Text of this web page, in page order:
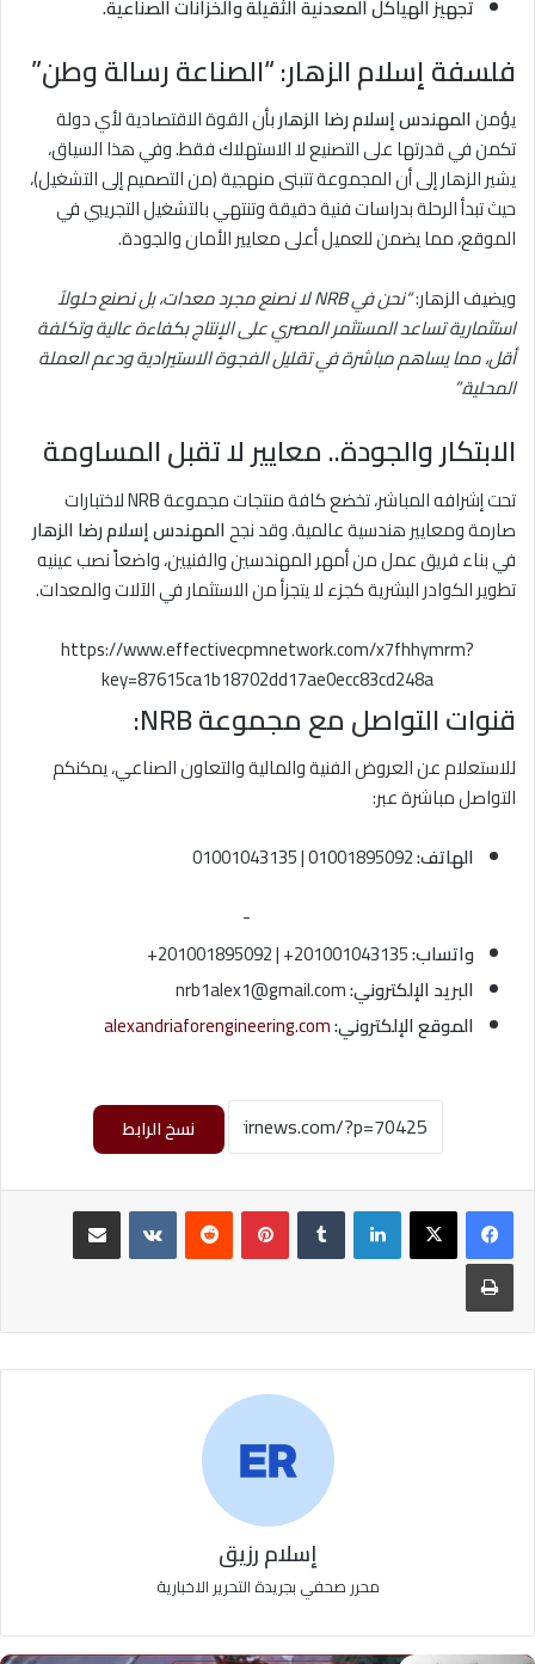
تجهيز الهياكل المعدنية الثقيلة والخزانات الصناعية.
فلسفة إسلام الزهار: “الصناعة رسالة وطن”
يؤمنالمهندس إسلام رضا الزهاربأن القوة الاقتصادية لأي دولة
تكمن في قدرتها على التصنيع لا الاستهلاك فقط. وفي هذا السياق،
يشير الزهار إلى أن المجموعة تتبنى منهجية (من التصميم إلى التشغيل)،
حيث تبدأ الرحلة بدراسات فنية دقيقة وتنتهي بالتشغيل التجريبي في
الموقع، مما يضمن للعميل أعلى معايير الأمان والجودة.
ويضيف الزهار:
“نحن في NRB لا نصنع مجرد معدات، بل نصنع حلولاً
استثمارية تساعد المستثمر المصري على الإنتاج بكفاءة عالية وتكلفة
أقل، مما يساهم مباشرة في تقليل الفجوة الاستيرادية ودعم العملة
المحلية.”
الابتكار والجودة.. معايير لا تقبل المساومة
تحت إشرافه المباشر، تخضع كافة منتجات مجموعة NRB لاختبارات
صارمة ومعايير هندسية عالمية. وقد نجحالمهندس إسلام رضا الزهار
في بناء فريق عمل من أمهر المهندسين والفنيين، واضعاً نصب عينيه
تطوير الكوادر البشرية كجزء لا يتجزأ من الاستثمار في الآلات والمعدات.
https://www.effectivecpmnetwork.com/x7fhhymrm?
key=87615ca1b18702dd17ae0ecc83cd248a
قنوات التواصل مع مجموعة NRB:
للاستعلام عن العروض الفنية والمالية والتعاون الصناعي، يمكنكم
التواصل مباشرة عبر:
الهاتف:
-
واتساب:
البريد الإلكتروني:
الموقع الإلكتروني:alexandriaforengineering.com
نسخ الرابط
لينكدإن بينتيريست
طباعة
إسلام رزيق
محرر صحفي بجريدة التحرير الاخبارية